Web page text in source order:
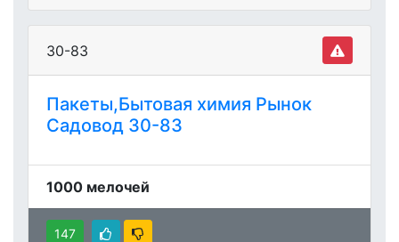
30-83
Пакеты,Бытовая химия Рынок
Садовод 30-83
1000 мелочей
147